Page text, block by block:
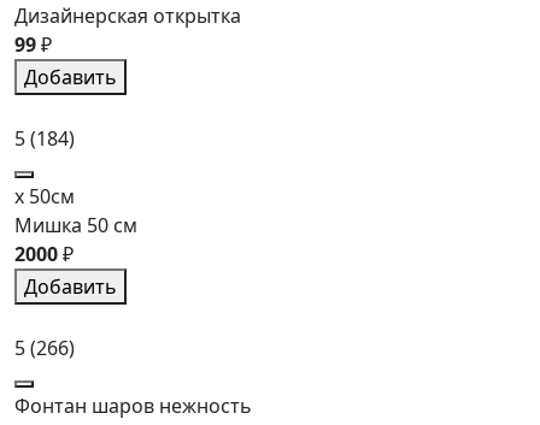
Дизайнерская открытка
99₽
Добавить
5(184)
x 50см
Мишка 50 см
2000₽
Добавить
5(266)
Фонтан шаров нежность